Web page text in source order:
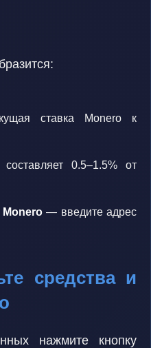
ставка Monero к
0.5–1.5% от
— введите адрес
средства и
нажмите кнопку